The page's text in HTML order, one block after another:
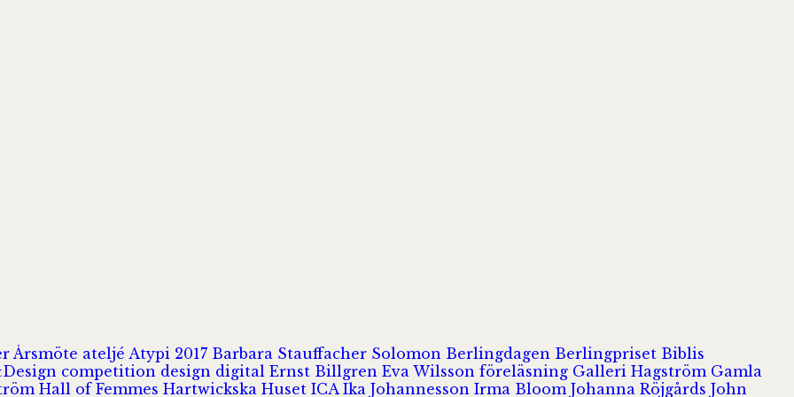
Årsmöte ateljé Atypi 2017 Barbara Stauffacher Solomon Berlingdagen Berlingpriset Biblis
competition design digital Ernst Billgren Eva Wilsson föreläsning Galleri Hagström Gamla
Hall of Femmes Hartwickska Huset ICA Ika Johannesson Irma Bloom Johanna Röjgårds John